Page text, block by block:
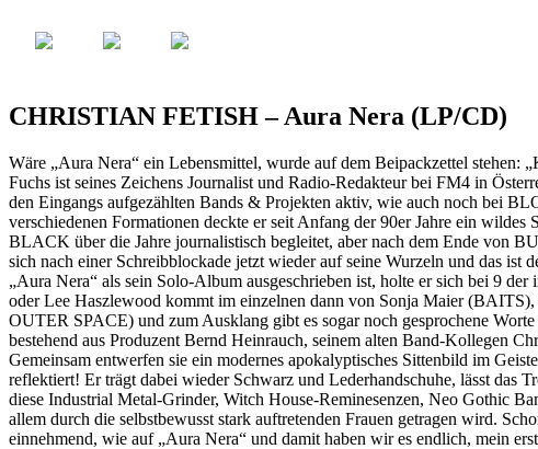
CHRISTIAN FETISH – Aura Nera (LP/CD)
Wäre „Aura Nera“ ein Lebensmittel, wurde auf dem Beipackzettel
Fuchs ist seines Zeichens Journalist und Radio-Redakteur bei FM4 in
den Eingangs aufgezählten Bands & Projekten aktiv, wie auch noch
verschiedenen Formationen deckte er seit Anfang der 90er Jahre ein
BLACK über die Jahre journalistisch begleitet, aber nach dem Ende von
sich nach einer Schreibblockade jetzt wieder auf seine Wurzeln und das
„Aura Nera“ als sein Solo-Album ausgeschrieben ist, holte er sich bei 9
oder Lee Haszlewood kommt im einzelnen dann von Sonja Maier
OUTER SPACE) und zum Ausklang gibt es sogar noch gesprochene
bestehend aus Produzent Bernd Heinrauch, seinem alten Band-Kollegen
Gemeinsam entwerfen sie ein modernes apokalyptisches Sittenbild im
reflektiert! Er trägt dabei wieder Schwarz und Lederhandschuhe, lässt das
diese Industrial Metal-Grinder, Witch House-Reminesenzen, Neo Gothic
allem durch die selbstbewusst stark auftretenden Frauen getragen wird.
einnehmend, wie auf „Aura Nera“ und damit haben wir es endlich, mein